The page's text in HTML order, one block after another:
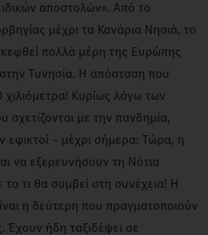
αποστολών». Από το
μέχρι τα Κανάρια Νησιά, το
πολλά μέρη της Ευρώπης
Τυνησία. Η απόσταση που
Κυρίως λόγω των
σχετίζονται με την πανδημία,
εφικτοί – μέχρι σήμερα: Τώρα, η
να εξερευνήσουν τη Νότια
τι θα συμβεί στη συνέχεια! Η
η δεύτερη που πραγματοποιούν
Έχουν ήδη ταξιδέψει σε